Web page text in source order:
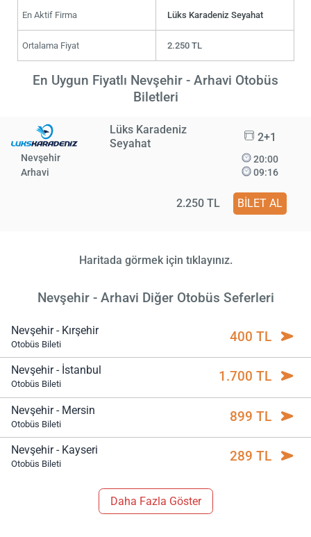
En Aktif Firma Lüks Karadeniz Seyahat
Ortalama Fiyat 2.250 TL
En Uygun Fiyatlı Nevşehir - Arhavi Otobüs
Biletleri
Lüks Karadeniz
Seyahat
2+1
Nevşehir
Arhavi
20:00
09:16
2.250 TL BİLET AL
Haritada görmek için tıklayınız.
Nevşehir - Arhavi Diğer Otobüs Seferleri
Nevşehir - Kırşehir
Otobüs Bileti 400 TL
Nevşehir - İstanbul
Otobüs Bileti 1.700 TL
Nevşehir - Mersin
Otobüs Bileti 899 TL
Nevşehir - Kayseri
Otobüs Bileti 289 TL
Daha Fazla Göster